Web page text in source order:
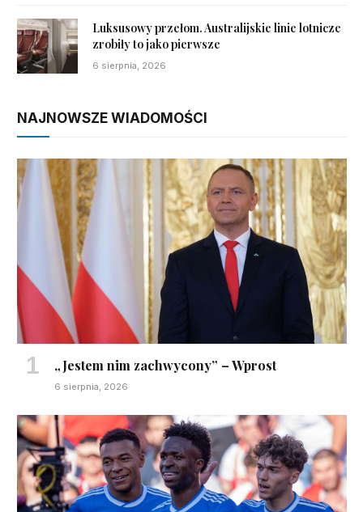
Luksusowy przełom. Australijskie linie lotnicze
zrobiły to jako pierwsze
6 sierpnia, 2026
NAJNOWSZE WIADOMOŚCI
„Jestem nim zachwycony” – Wprost
6 sierpnia, 2026